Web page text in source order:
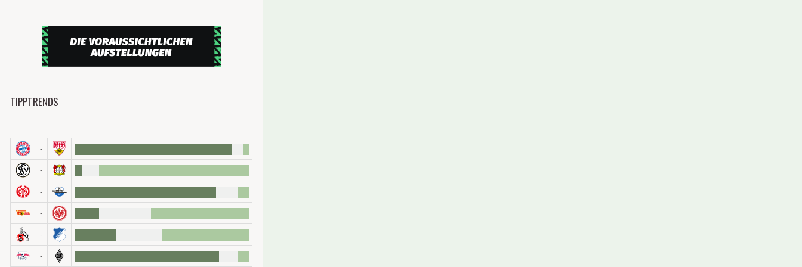
Jetzt bahnt sich eine Zeit an, in der der 20-Jährige mehr als drei Millionen wert sein wird. Nachdem sich Klünter in den
letzten Wochen regelmäßig Comunio-Punkte hamsterte, erzielte er am Samstag in Leverkusen sein erstes
Bundesliga-Tor.
23 Punkte hat der Außenverteidiger somit in den letzten vier Spielen zusammengetragen. Nur zwei Verteidiger
erreichten eine bessere Ausbeute! Auf der rechten Abwehrseite des FC gehört Klünter nicht nur die Zukunft, sondern
auch schon die Gegenwart. Wer ihn nicht mit in die neue Saison nehmen kann, sollte nach dem Übergang
Jonathan Tah (Bayer 04 Leverkusen, 1.900.000, Abwehr)
Innenverteidiger schmerzlich vermisst. Von Anfang Februar bis Ende April fiel Tah aufgrund eines Muskelfaserrisses
TIPPTRENDS
-
-
-
-
-
-